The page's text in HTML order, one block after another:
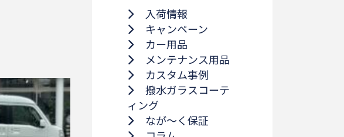
入荷情報
キャンペーン
カー用品
メンテナンス用品
カスタム事例
撥水ガラスコーテ
ィング
なが～く保証